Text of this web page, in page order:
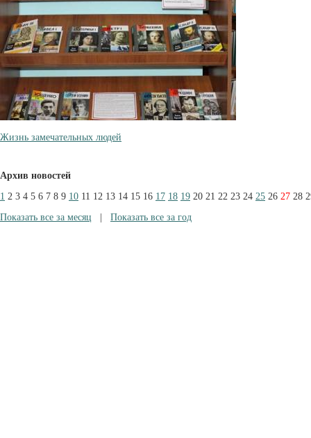
Жизнь замечательных людей
Архив новостей
1 2 3 4 5 6 7 8 9 10 11 12 13 14 15 16 17 18 19 20 21 22 23 24 25 26 27 28
Показать все за месяц
Показать все за год